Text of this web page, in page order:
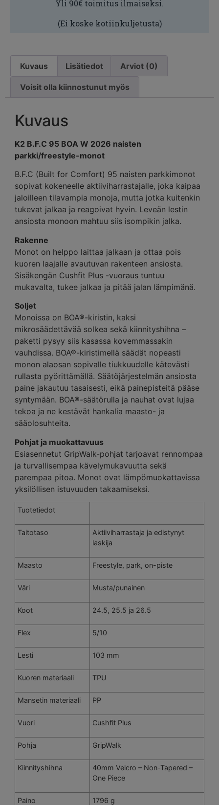
Yli 90€ toimitus ilmaiseksi.
(Ei koske kotiinkuljetusta)
Kuvaus Lisätiedot Arviot (0)
Voisit olla kiinnostunut myös
Kuvaus
K2 B.F.C 95 BOA W 2026 naisten
parkki/freestyle-monot
B.F.C (Built for Comfort) 95 naisten parkkimonot
sopivat kokeneelle aktiiviharrastajalle, joka kaipaa
jaloilleen tilavampia monoja, mutta jotka kuitenkin
tukevat jalkaa ja reagoivat hyvin. Leveän lestin
ansiosta monoon mahtuu siis isompikin jalka.
Rakenne
Monot on helppo laittaa jalkaan ja ottaa pois
kuoren laajalle avautuvan rakenteen ansiosta.
Sisäkengän Cushfit Plus -vuoraus tuntuu
mukavalta, tukee jalkaa ja pitää jalan lämpimänä.
Soljet
Monoissa on BOA®-kiristin, kaksi
mikrosäädettävää solkea sekä kiinnityshihna –
paketti pysyy siis kasassa kovemmassakin
vauhdissa. BOA®-kiristimellä säädät nopeasti
monon alaosan sopivalle tiukkuudelle kätevästi
rullasta pyörittämällä. Säätöjärjestelmän ansiosta
paine jakautuu tasaisesti, eikä painepisteitä pääse
syntymään. BOA®-säätörulla ja nauhat ovat lujaa
tekoa ja ne kestävät hankalia maasto- ja
sääolosuhteita.
Pohjat ja muokattavuus
Esiasennetut GripWalk-pohjat tarjoavat rennompaa
ja turvallisempaa kävelymukavuutta sekä
parempaa pitoa. Monot ovat lämpömuokattavissa
yksilöllisen istuvuuden takaamiseksi.
Tuotetiedot
Taitotaso
Aktiiviharrastaja ja edistynyt
laskija
Maasto Freestyle, park, on-piste
Väri Musta/punainen
Koot 24.5, 25.5 ja 26.5
Flex 5/10
Lesti 103 mm
Kuoren materiaali TPU
Mansetin materiaali PP
Vuori Cushfit Plus
Pohja GripWalk
Kiinnityshihna
40mm Velcro – Non-Tapered –
One Piece
Paino 1796 g